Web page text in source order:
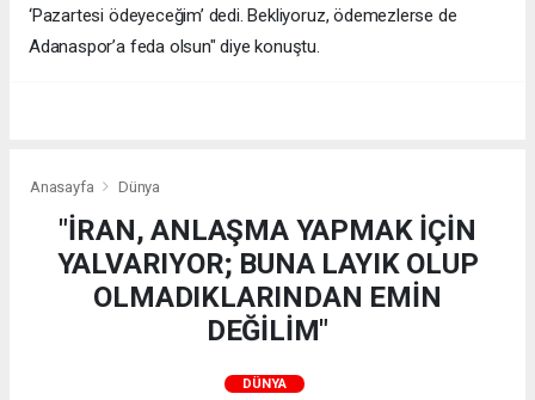
‘Pazartesi ödeyeceğim’ dedi. Bekliyoruz, ödemezlerse de
Adanaspor’a feda olsun" diye konuştu.
Anasayfa Dünya
"İRAN, ANLAŞMA YAPMAK İÇİN
YALVARIYOR; BUNA LAYIK OLUP
OLMADIKLARINDAN EMİN
DEĞİLİM"
DÜNYA